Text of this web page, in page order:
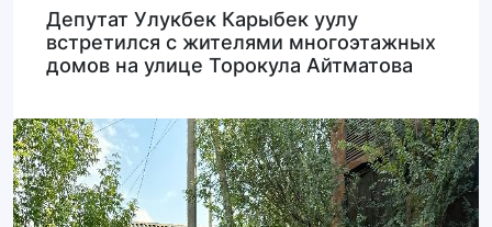
Депутат Улукбек Карыбек уулу
встретился с жителями многоэтажных
домов на улице Торокула Айтматова